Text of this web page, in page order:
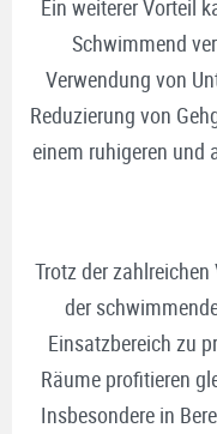
Ein weiterer Vorteil
Schwimmend
Verwendung von
Reduzierung von
einem ruhigeren und
Trotz der
der
Einsatzbereich zu
Räume profitieren
Insbesondere in